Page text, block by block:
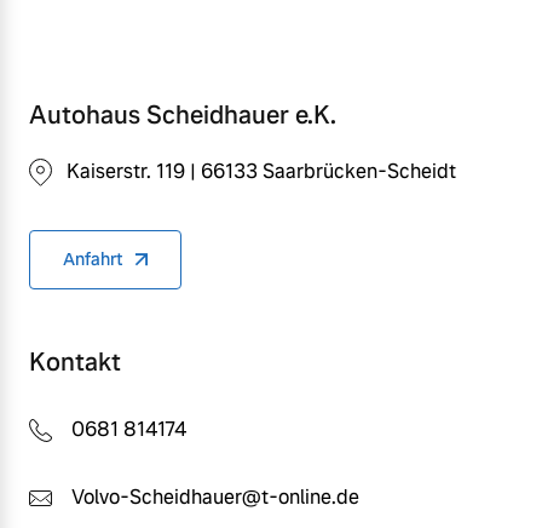
Autohaus Scheidhauer e.K.
Kaiserstr. 119 | 66133 Saarbrücken-Scheidt
Anfahrt
Kontakt
0681 814174
Volvo-Scheidhauer@t-online.de